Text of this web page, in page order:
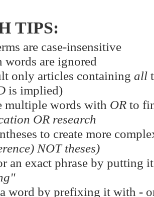
TIPS:
are case-insensitive
words are ignored
only articles containing all
is implied)
multiple words with ORto
OR research
to create more
NOT theses)
an exact phrase by putting
word by prefixing it with -